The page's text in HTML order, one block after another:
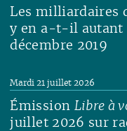
Les milliardaires
y en a-t-il autant
décembre 2019
Émission Libre à
juillet 2026 sur
Mardi 21 juillet 2026